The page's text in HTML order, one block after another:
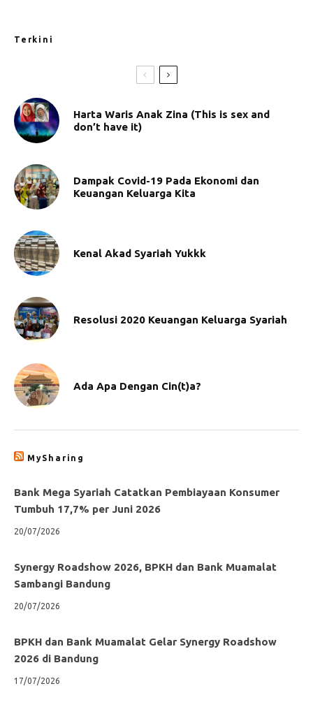
Terkini
Harta Waris Anak Zina (This is sex and
don’t have it)
Dampak Covid-19 Pada Ekonomi dan
Keuangan Keluarga Kita
Kenal Akad Syariah Yukkk
Resolusi 2020 Keuangan Keluarga Syariah
Ada Apa Dengan Cin(t)a?
MySharing
Bank Mega Syariah Catatkan Pembiayaan Konsumer
Tumbuh 17,7% per Juni 2026
20/07/2026
Synergy Roadshow 2026, BPKH dan Bank Muamalat
Sambangi Bandung
20/07/2026
BPKH dan Bank Muamalat Gelar Synergy Roadshow
2026 di Bandung
17/07/2026